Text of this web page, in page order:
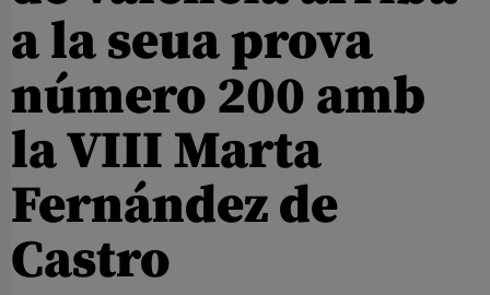
a la seua prova
número 200 amb
la VIII Marta
Fernández de
Castro